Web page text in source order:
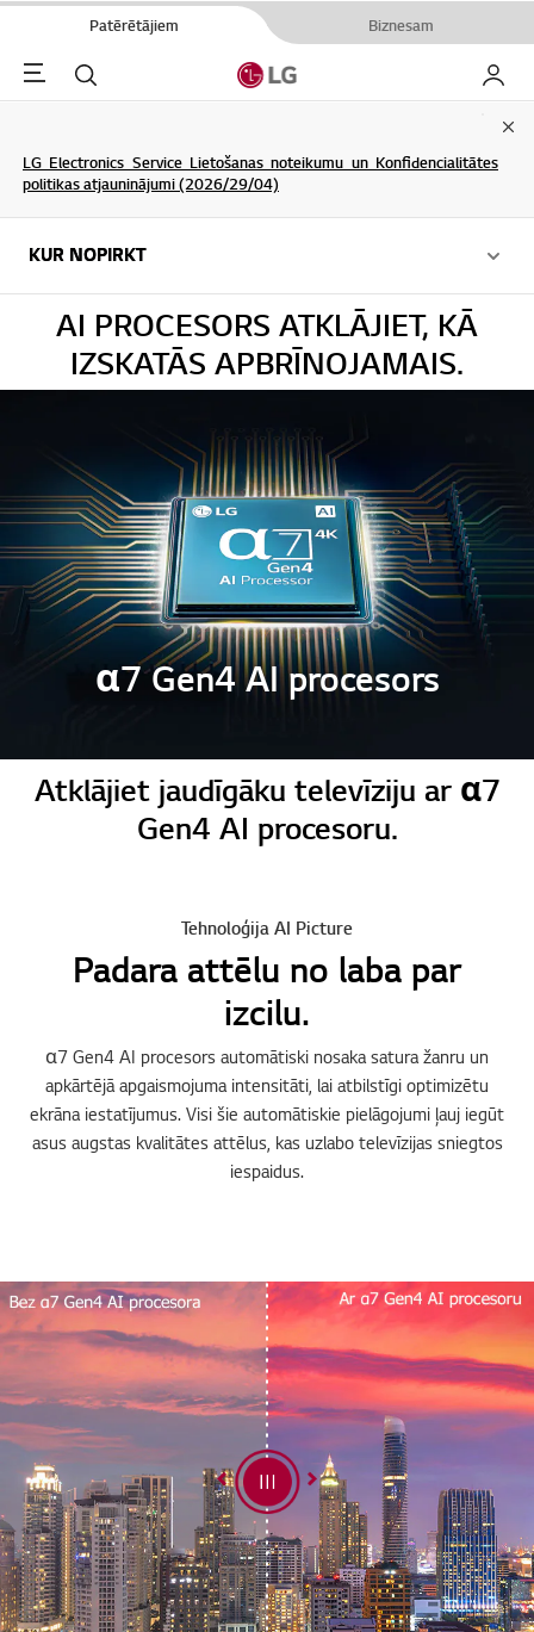
Patērētājiem Biznesam
Menu Meklēt Mans
LG Electronics Service Lietošanas noteikumu un Konfidencialitātes
politikas atjauninājumi (2026/29/04)
KUR NOPIRKT
KUR NOPIRKT
AI PROCESORS ATKLĀJIET, KĀ
IZSKATĀS APBRĪNOJAMAIS.
α7 Gen4 AI procesors
Atklājiet jaudīgāku televīziju ar α7
Gen4 AI procesoru.
Tehnoloģija AI Picture
Padara attēlu no laba par
izcilu.
α7 Gen4 AI procesors automātiski nosaka satura žanru un
apkārtējā apgaismojuma intensitāti, lai atbilstīgi optimizētu
ekrāna iestatījumus. Visi šie automātiskie pielāgojumi ļauj iegūt
asus augstas kvalitātes attēlus, kas uzlabo televīzijas sniegtos
iespaidus.